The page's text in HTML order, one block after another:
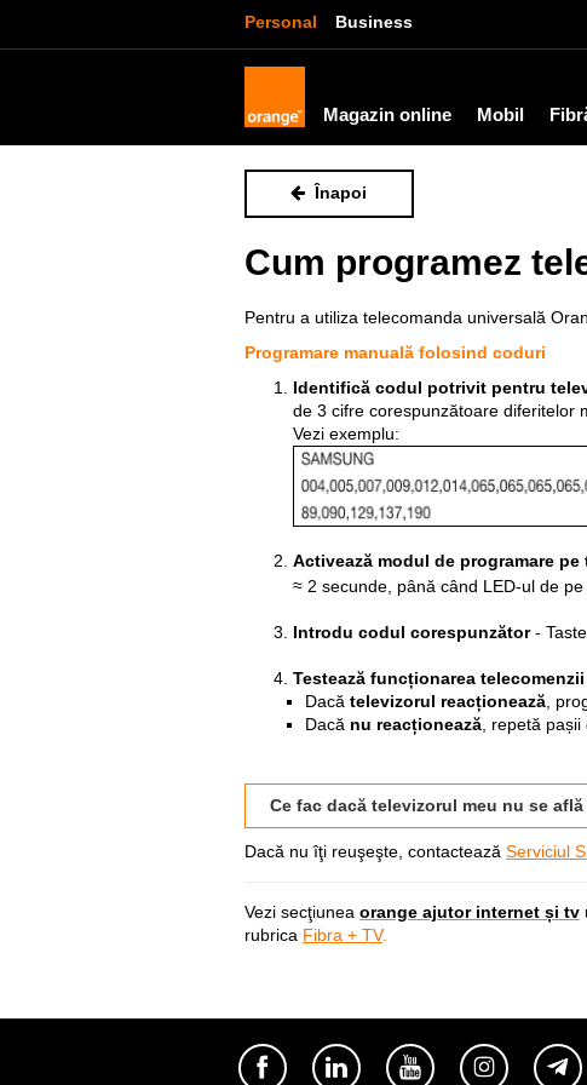
Personal Business
Magazin online Mobil
Înapoi
Cum programez
Pentru a utiliza telecomanda universală
Programare manuală folosind coduri
Identifică codul potrivit pentru
de 3 cifre corespunzătoare diferitelor
Vezi exemplu:
Activează modul de programare pe
≈ 2 secunde, până când LED-ul de
Introdu codul corespunzător-
Testează funcționarea telecomenzii
Dacă televizorul reacționează ,
Dacă nu reacționează , repetă
Ce fac dacă televizorul meu nu se
Dacă nu îţi reuşeşte, contactează Serviciul
Vezi secţiunea orange ajutor internet și tv
rubrica Fibra + TV.